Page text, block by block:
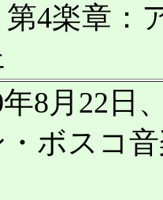
楽章：ア
8月22日
ボスコ